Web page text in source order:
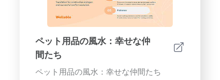
ペット用品の風水：幸せな仲
間たち
ペット用品の風水：幸せな仲間たち